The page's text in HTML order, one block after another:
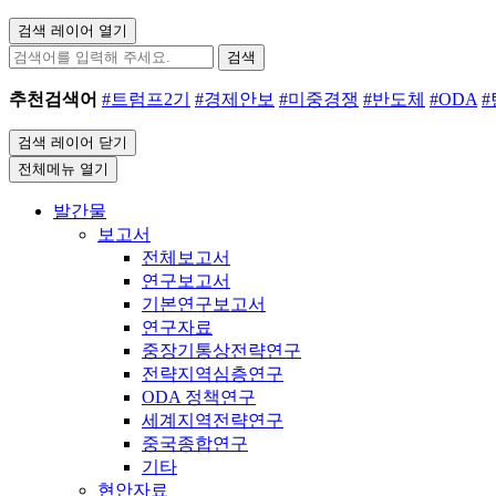
검색 레이어 열기
검색
추천검색어 #트럼프2기 #경제안보 #미중경쟁 #반도체 #ODA #
검색 레이어 닫기
전체메뉴 열기
발간물
보고서
전체보고서
연구보고서
기본연구보고서
연구자료
중장기통상전략연구
전략지역심층연구
ODA 정책연구
세계지역전략연구
중국종합연구
기타
현안자료